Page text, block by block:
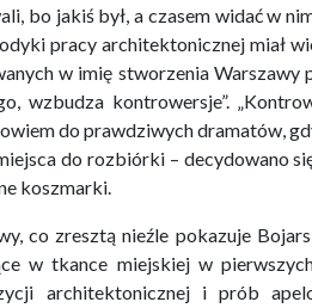
bo jakiś był, a czasem widać w
pracy architektonicznej miał
w imię stworzenia Warszawy
wzbudza kontrowersje”.
do prawdziwych dramatów,
do rozbiórki – decydowano
koszmarki.
co zresztą nieźle pokazuje
w tkance miejskiej w
architektonicznej i prób